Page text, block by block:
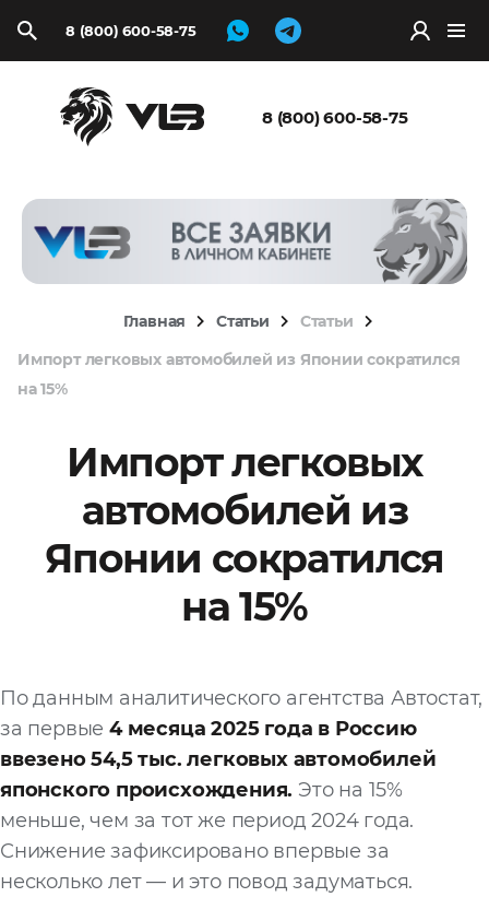
8 (800) 600-58-75
8 (800) 600-58-75
Главная Статьи
Статьи
Импорт легковых автомобилей из Японии сократился
на 15%
Импорт легковых
автомобилей из
Японии сократился
на 15%
По данным аналитического агентства Автостат,
за первые4 месяца 2025 года в Россию
ввезено 54,5 тыс. легковых автомобилей
японского происхождения. Это на 15%
меньше, чем за тот же период 2024 года.
Снижение зафиксировано впервые за
несколько лет — и это повод задуматься.
Запросить
расчёт
Выбрать файл
не
выбран
Согласен с
политикой
конфиденциальности
и наобработку моих